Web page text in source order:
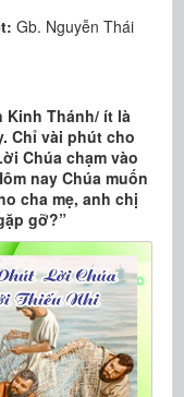
Gb. Nguyễn Thái
Kinh Thánh/ ít là
Chỉ vài phút cho
Chúa chạm vào
nay Chúa muốn
cha mẹ, anh chị
gỡ?”